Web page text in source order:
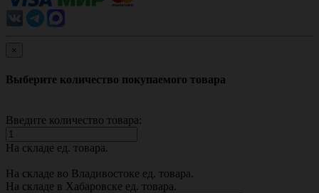
×
Выберите количество покупаемого товара
Введите количество товара:
На складе ед. товара.
На складе во Владивостоке ед. товара.
На складе в Хабаровске ед. товара.